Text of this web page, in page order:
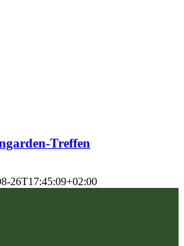
Treffen
26T17:45:09+02:00